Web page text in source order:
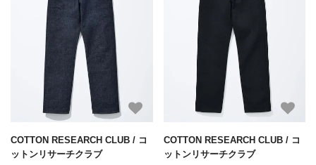
COTTON RESEARCH CLUB / コ
ットンリサーチクラブ
COTTON RESEARCH CLUB / コ
ットンリサーチクラブ